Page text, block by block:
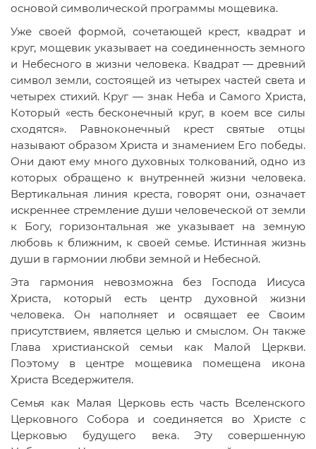
основой символической программы мощевика.
Уже своей формой, сочетающей крест, квадрат и
круг, мощевик указывает на соединенность земного
и Небесного в жизни человека. Квадрат — древний
символ земли, состоящей из четырех частей света и
четырех стихий. Круг — знак Неба и Самого Христа,
Который «есть бесконечный круг, в коем все силы
сходятся». Равноконечный крест святые отцы
называют образом Христа и знамением Его победы.
Они дают ему много духовных толкований, одно из
которых обращено к внутренней жизни человека.
Вертикальная линия креста, говорят они, означает
искреннее стремление души человеческой от земли
к Богу, горизонтальная же указывает на земную
любовь к ближним, к своей семье. Истинная жизнь
души в гармонии любви земной и Небесной.
Эта гармония невозможна без Господа Иисуса
Христа, который есть центр духовной жизни
человека. Он наполняет и освящает ее Своим
присутствием, является целью и смыслом. Он также
Глава христианской семьи как Малой Церкви.
Поэтому в центре мощевика помещена икона
Христа Вседержителя.
Семья как Малая Церковь есть часть Вселенского
Церковного Собора и соединяется во Христе с
Церковью будущего века. Эту совершенную